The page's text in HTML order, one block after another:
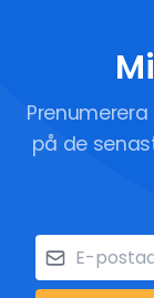
på de